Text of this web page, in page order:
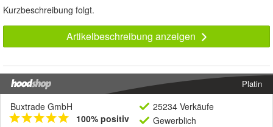
Kurzbeschreibung folgt.
Artikelbeschreibung anzeigen
Platin
Buxtrade GmbH
100% positiv
25234 Verkäufe
Gewerblich